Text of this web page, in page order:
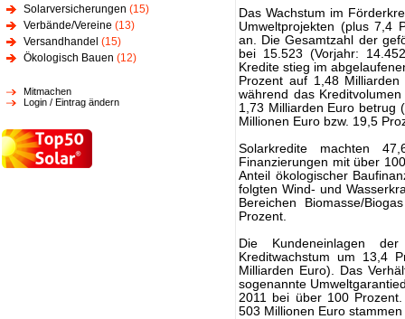
Solarversicherungen (15)
Verbände/Vereine (13)
Versandhandel (15)
Ökologisch Bauen (12)
Mitmachen
Login / Eintrag ändern
Das Wachstum im
Umweltprojekten (plus 7,4
an. Die Gesamtzahl der
bei 15.523 (Vorjahr:
Kredite stieg im
Prozent auf 1,48
während das
1,73 Milliarden Euro betrug
Millionen Euro bzw. 19,5
Solarkredite machten
Finanzierungen mit über
Anteil ökologischer
folgten Wind- und
Bereichen Biomasse/
Prozent.
Die Kundeneinlagen
Kreditwachstum um 13,4
Milliarden Euro). Das
sogenannte
2011 bei über 100
503 Millionen Euro